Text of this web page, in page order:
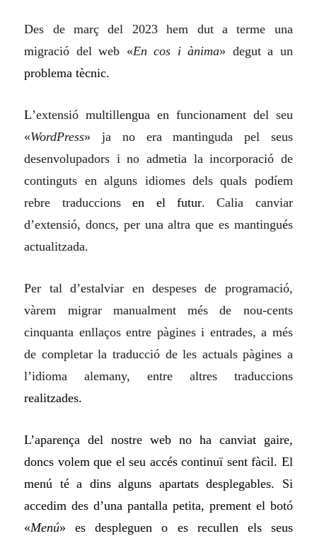
Des de març del 2023 hem dut a terme una
migració del web «En cos i ànima» degut a un
problema tècnic.
L’extensió multillengua en funcionament del seu
«WordPress» ja no era mantinguda pel seus
desenvolupadors i no admetia la incorporació de
continguts en alguns idiomes dels quals podíem
rebre traduccionsen el futur. Calia canviar
d’extensió, doncs, per unaaltraque es mantingués
actualitzada.
Per tal d’estalviar en despeses de programació,
vàrem migrar manualment més de nou-cents
cinquanta enllaços entre pàgines i entrades, a més
de completar la traducció de les actuals pàgines a
l’idioma alemany, entre altres traduccions
realitzades.
L’aparença del nostre web no ha canviat gaire,
doncs volem que el seu accés continuï sent fàcil. El
menú téa dinsalguns apartats desplegables. Si
accedim des d’una pantalla petita, prement el botó
«Menú» es despleguen o es recullen els seus